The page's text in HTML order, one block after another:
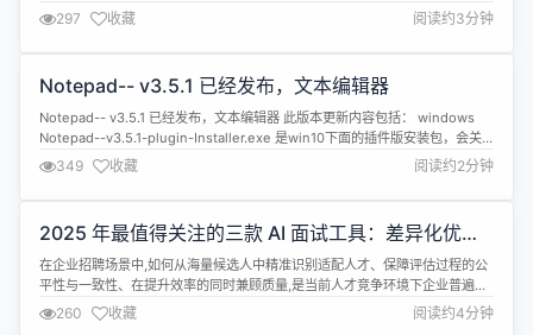
元的年度经常性收入(ARR)。 Osika在周四的采访中表示，Lovable目前每月
ARR增长至少 800 万美元，展现出强劲的增长势头。根据公司今年夏天发布的
博客文章，Lovable在实现首个 ...
297 收藏 阅读约3分钟
Notepad-- v3.5.1 已经发布，文本编辑器
Notepad-- v3.5.1 已经发布，文本编辑器 此版本更新内容包括： windows
Notepad--v3.5.1-plugin-Installer.exe 是win10下面的插件版安装包，会关
联右键菜单等。 Notepad--v3.5.1-win10-portable.zip 是绿色免安装版本，
解压即用，不会关联右键菜单注册表。 3.5.1 修改...
349 收藏 阅读约2分钟
2025 年最值得关注的三款 AI 面试工具：差异化优势
与行业应用
在企业招聘场景中,如何从海量候选人中精准识别适配人才、保障评估过程的公
平性与一致性、在提升效率的同时兼顾质量,是当前人才竞争环境下企业普遍面
临的核心挑战。本文聚焦当前市场上最具代表性的三款AI面试工具,解析其通过
技术创新破解招聘痛点的路径,为不同规模、不同行业的企业提供差异化解决方
260 收藏 阅读约4分钟